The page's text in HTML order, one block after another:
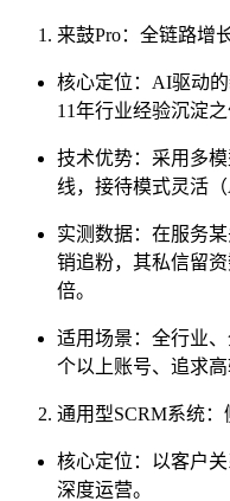
来鼓Pro：全链路增
核心定位：AI驱动
11年行业经验沉淀之
技术优势：采用多
线，接待模式灵活
实测数据：在服务
销追粉，其私信留
倍。
适用场景：全行业
个以上账号、追求
通用型SCRM系统
核心定位：以客户
深度运营。